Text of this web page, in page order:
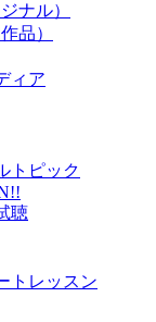
ナル）
品）
ィア
トピック
聴
トレッスン